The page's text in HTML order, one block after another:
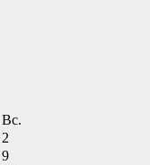
Вс.
2
9